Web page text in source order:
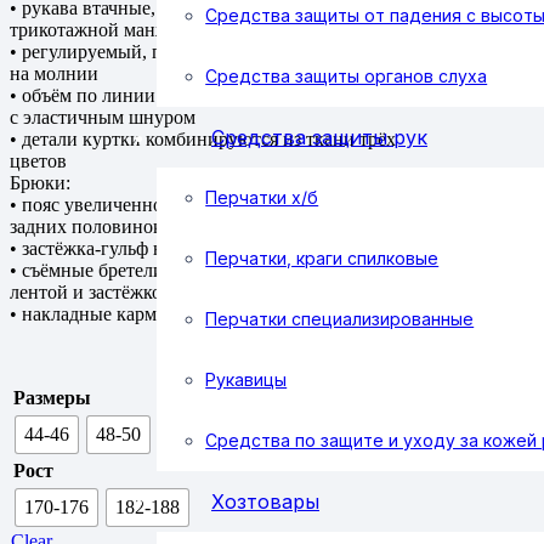
Средства защиты от падения с высоты
Средства защиты органов слуха
Средства защиты рук
Перчатки х/б
Перчатки, краги спилковые
Перчатки специализированные
Рукавицы
Средства по защите и уходу за кожей
Хозтовары
• рукава втачные, двухшовные, с внутренней
трикотажной манжетой
• регулируемый, пристёгивающийся капюшон
на молнии
• объём по линии талии регулируется кулисой
с эластичным шнуром
• детали куртки комбинируются из ткани трёх
цветов
Брюки:
• пояс увеличенной ширины со стороны
задних половинок
• застёжка-гульф на петли и пуговицы
• съёмные бретели частично с эластичной
лентой и застёжкой на фастексы
• накладные карманы
Размеры
44-46
48-50 52-54 56-58
60-62
Рост
170-176
182-188